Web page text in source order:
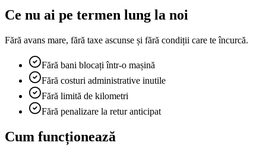
Ce nu ai pe termen lung la noi
Fără avans mare, fără taxe ascunse și fără condiții care te încurcă.
Fără bani blocați într-o mașină
Fără costuri administrative inutile
Fără limită de kilometri
Fără penalizare la retur anticipat
Cum funcționează